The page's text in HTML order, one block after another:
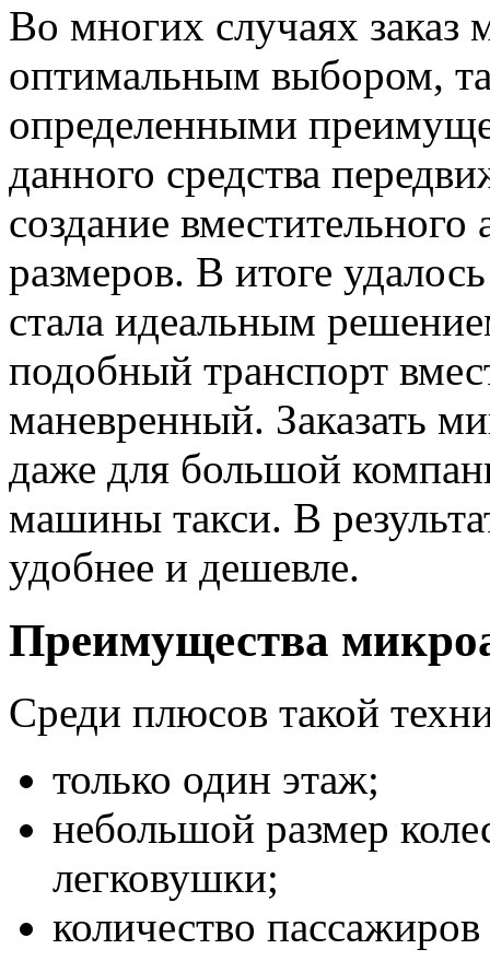
Во многих случаях заказ
оптимальным выбором,
определенными
данного средства
создание
размеров. В итоге
стала идеальным
подобный транспорт
маневренный. Заказать
даже для большой
машины такси. В
удобнее и дешевле.
Преимущества
Среди плюсов такой
только один этаж;
небольшой размер
легковушки;
количество